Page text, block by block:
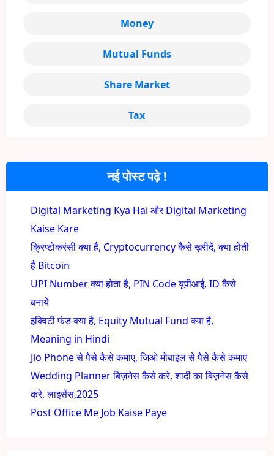
नई पोस्ट पढ़े !
Digital Marketing Kya Hai और Digital Marketing
Kaise Kare
क्रिप्टोकरंसी क्या है, Cryptocurrency कैसे ख़रीदें, क्या होती
है Bitcoin
UPI Number क्या होता है, PIN Code यूपीआई, ID कैसे
बनाये
इक्विटी फंड क्या है, Equity Mutual Fund क्या है,
Meaning in Hindi
Jio Phone से पैसे कैसे कमाए, जिओ मोबाइल से पैसे कैसे कमाए
Wedding Planner बिज़नेस कैसे करे, शादी का बिज़नेस कैसे
करे, लाइसेंस,2025
Post Office Me Job Kaise Paye
Money
Mutual Funds
Share Market
Tax